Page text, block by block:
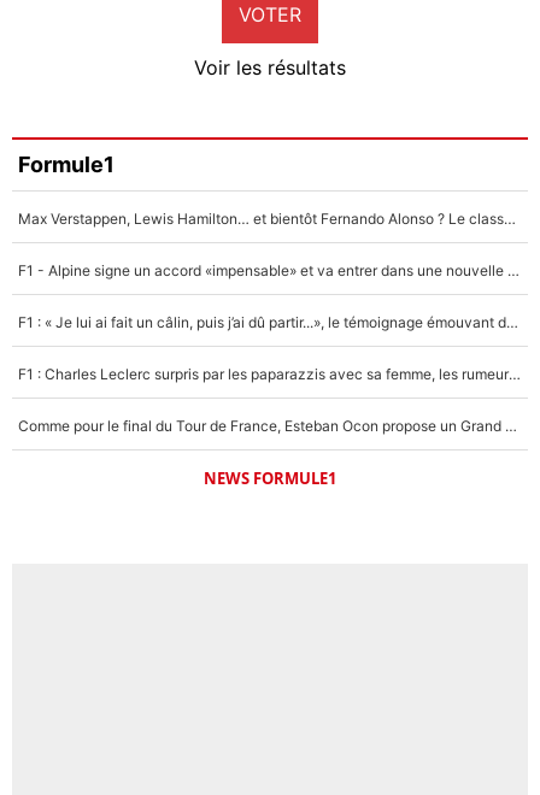
Faris Moumbagna
4%
Un autre joueur
5%
VOTER
Voir les résultats
Formule1
Max Verstappen, Lewis Hamilton… et bientôt Fernando Alonso ? Le classement des pilotes les mieux payés en Formule 1 risque de changer !
F1 - Alpine signe un accord «impensable» et va entrer dans une nouvelle dimension : Grande nouvelle pour Pierre Gasly !
F1 : « Je lui ai fait un câlin, puis j’ai dû partir...», le témoignage émouvant de Max Verstappen sur sa fille
F1 : Charles Leclerc surpris par les paparazzis avec sa femme, les rumeurs étaient vraies !
Comme pour le final du Tour de France, Esteban Ocon propose un Grand Prix de Formule 1 à Paris : «Autour de l’Arc de Triomphe, ce serait génial» !
NEWS FORMULE1